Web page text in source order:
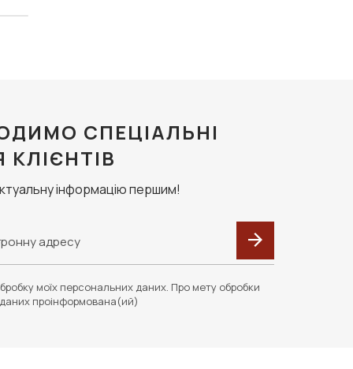
СПЕЦІАЛЬНІ
КЛІЄНТІВ
інформацію першим!
моїх персональних даних. Про мету обробки
проінформована(ий)